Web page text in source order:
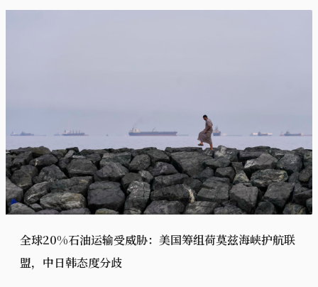
全球20%石油运输受威胁：美国筹组荷莫兹海峡护航联
盟，中日韩态度分歧